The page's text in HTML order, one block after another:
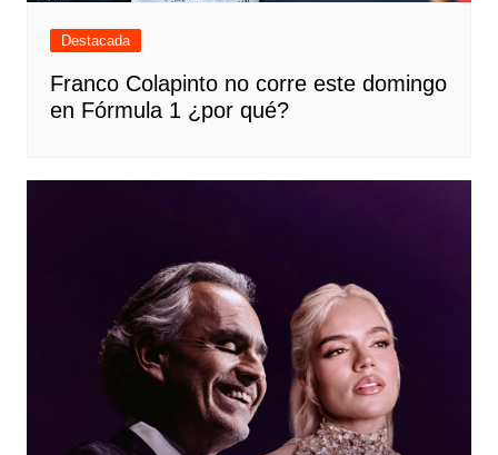
Destacada
Franco Colapinto no corre este domingo
en Fórmula 1 ¿por qué?